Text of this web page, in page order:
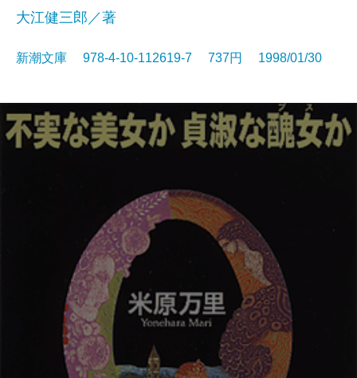
大江健三郎／著
新潮文庫 978-4-10-112619-7 737円 1998/01/30